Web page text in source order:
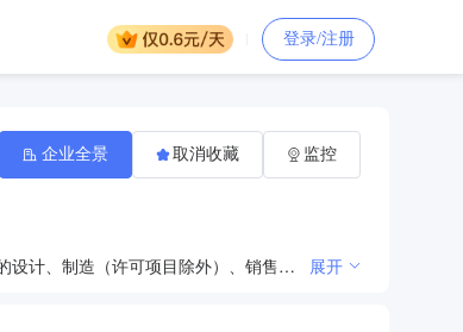
登录/注册
汽轮机、汽轮机辅机、太阳能发电设备、粮食机械、冶金机械、化工机械、油田机械、铅笔机械、通用机械等设备的设计、制造（许可项目除外）、销售；从事电站成套设备技术开发、技术咨询、技术服务；货物或技术进出口（国家禁止或涉及行政审批的货物和技术进出口除外）；铅笔制造；物业管理（限分支机构）；园林绿化；复印、打字。从事太阳能电池的生产、研究、开发与销售，自有房屋租赁。 展开
企业全景 取消收藏 监控